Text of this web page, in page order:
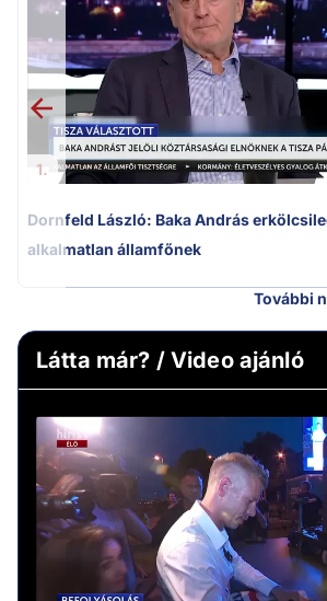
1.
Dornfeld László: Baka András
alkalmatlan államfőnek
További
Látta már? / Video ajánló